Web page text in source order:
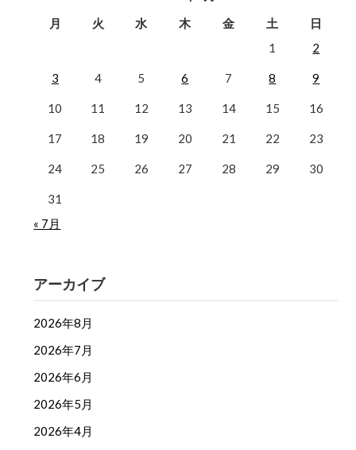
月 火 水 木 金 土
日
1
2
3 4 5 6 7 8 9
10 11 12 13 14 15 16
17 18 19 20 21 22 23
24 25 26 27 28 29 30
31
« 7月
アーカイブ
2026年8月
2026年7月
2026年6月
2026年5月
2026年4月